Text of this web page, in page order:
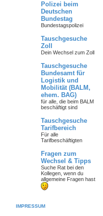
Polizei beim
Deutschen
Bundestag
Bundestagspolizei
Tauschgesuche
Zoll
Dein Wechsel zum Zoll
Tauschgesuche
Bundesamt für
Logistik und
Mobilität (BALM,
ehem. BAG)
für alle, die beim BALM
beschäftigt sind
Tauschgesuche
Tarifbereich
Für alle
Tarifbeschäftigten
Fragen zum
Wechsel & Tipps
Suche Rat bei den
Kollegen, wenn du
allgemeine Fragen hast
IMPRESSUM